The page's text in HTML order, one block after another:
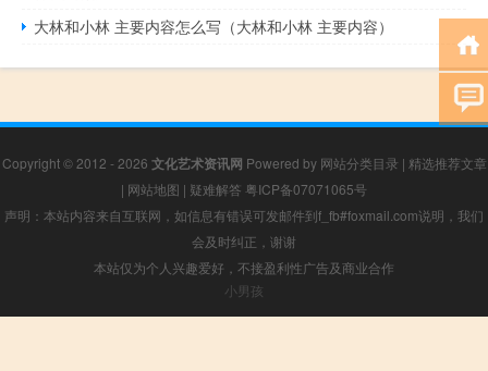
大林和小林 主要内容怎么写（大林和小林 主要内容）
Copyright © 2012 - 2026 文化艺术资讯网 Powered by 网站分类目录 | 精选推荐文章
| 网站地图 | 疑难解答 粤ICP备07071065号
声明：本站内容来自互联网，如信息有错误可发邮件到f_fb#foxmail.com说明，我们
会及时纠正，谢谢
本站仅为个人兴趣爱好，不接盈利性广告及商业合作
小男孩